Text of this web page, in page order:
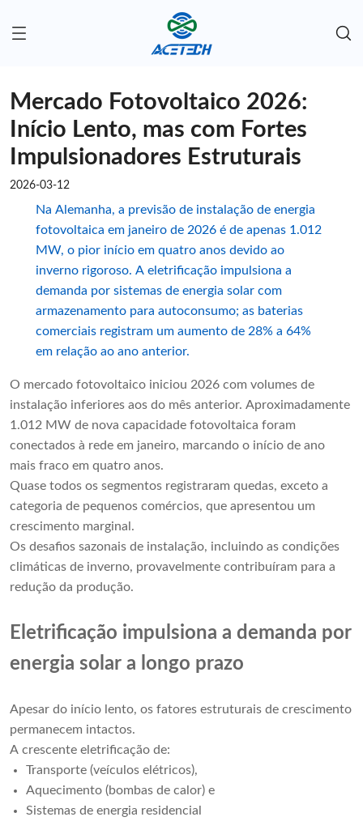
Mercado Fotovoltaico 2026:
Início Lento, mas com Fortes
Impulsionadores Estruturais
2026-03-12
Na Alemanha, a previsão de instalação de energia
fotovoltaica em janeiro de 2026 é de apenas 1.012
MW, o pior início em quatro anos devido ao
inverno rigoroso. A eletrificação impulsiona a
demanda por sistemas de energia solar com
armazenamento para autoconsumo; as baterias
comerciais registram um aumento de 28% a 64%
em relação ao ano anterior.
O mercado fotovoltaico iniciou 2026 com volumes de
instalação inferiores aos do mês anterior. Aproximadamente
1.012 MW de nova capacidade fotovoltaica foram
conectados à rede em janeiro, marcando o início de ano
mais fraco em quatro anos.
Quase todos os segmentos registraram quedas, exceto a
categoria de pequenos comércios, que apresentou um
crescimento marginal.
Os desafios sazonais de instalação, incluindo as condições
climáticas de inverno, provavelmente contribuíram para a
redução da produção.
Eletrificação impulsiona a demanda por
energia solar a longo prazo
Apesar do início lento, os fatores estruturais de crescimento
permanecem intactos.
A crescente eletrificação de:
Transporte (veículos elétricos),
Aquecimento (bombas de calor) e
Sistemas de energia residencial